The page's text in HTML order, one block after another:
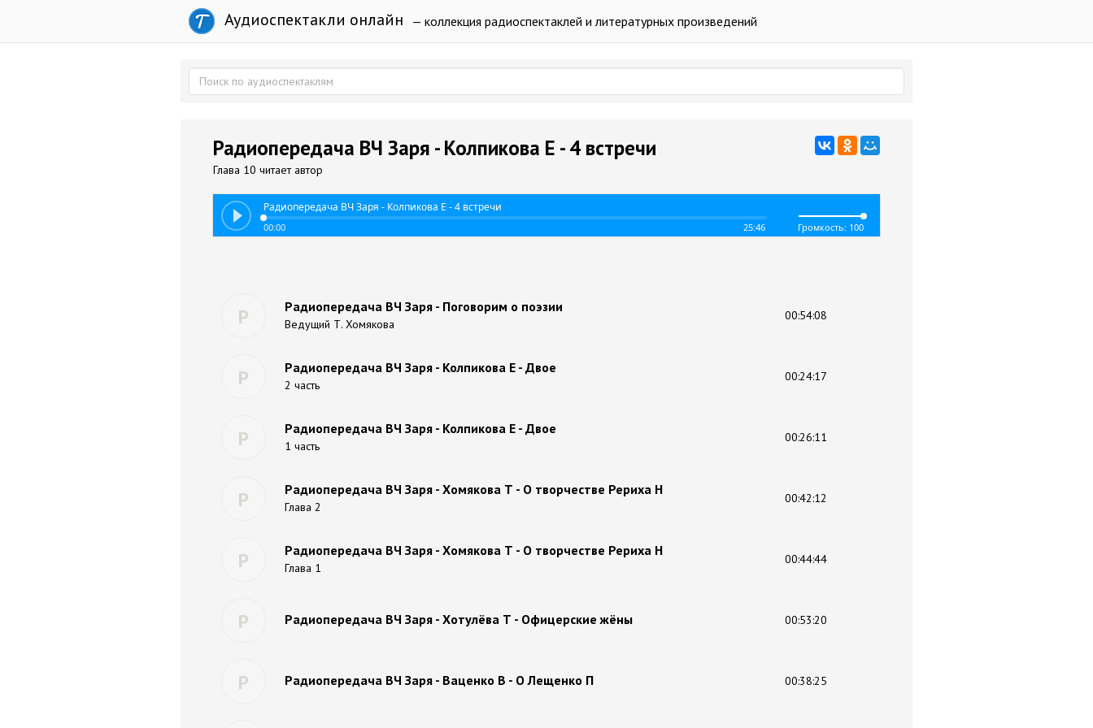
Аудиоспектакли онлайн — коллекция радиоспектаклей и литературных произведений
Радиопередача ВЧ Заря - Колпикова Е - 4 встречи
Глава 10 читает автор
Радиопередача ВЧ Заря - Колпикова Е - 4 встречи
00:00 25:46 Громкость: 100
Р Радиопередача ВЧ Заря - Поговорим о поэзии
Ведущий Т. Хомякова
00:54:08
Р Радиопередача ВЧ Заря - Колпикова Е - Двое
2 часть
00:24:17
Р Радиопередача ВЧ Заря - Колпикова Е - Двое
1 часть
00:26:11
Р Радиопередача ВЧ Заря - Хомякова Т - О творчестве Рериха Н
Глава 2
00:42:12
Р Радиопередача ВЧ Заря - Хомякова Т - О творчестве Рериха Н
Глава 1
00:44:44
Р Радиопередача ВЧ Заря - Хотулёва Т - Офицерские жёны 00:53:20
Р Радиопередача ВЧ Заря - Ваценко В - О Лещенко П 00:38:25